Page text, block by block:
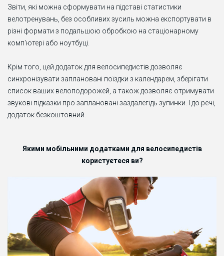
Звіти, які можна сформувати на підставі статистики
велотренувань, без особливих зусиль можна експортувати в
різні формати з подальшою обробкою на стаціонарному
комп'ютері або ноутбуці.
Крім того, цей додаток для велосипедистів дозволяє
синхронізувати заплановані поїздки з календарем, зберігати
список ваших велоподорожей, а також дозволяє отримувати
звукові підказки про заплановані заздалегідь зупинки. І до речі,
додаток безкоштовний.
Якими мобільними додатками для велосипедистів
користуєтеся ви?